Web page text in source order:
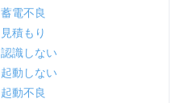
蓄電不良
見積もり
認識しない
起動しない
起動不良